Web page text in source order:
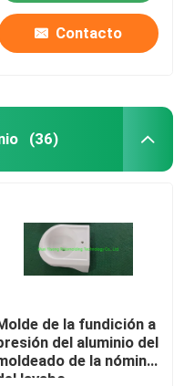
Contacto
(36)
de la fundición a
del aluminio del
de la nómina
lavabo